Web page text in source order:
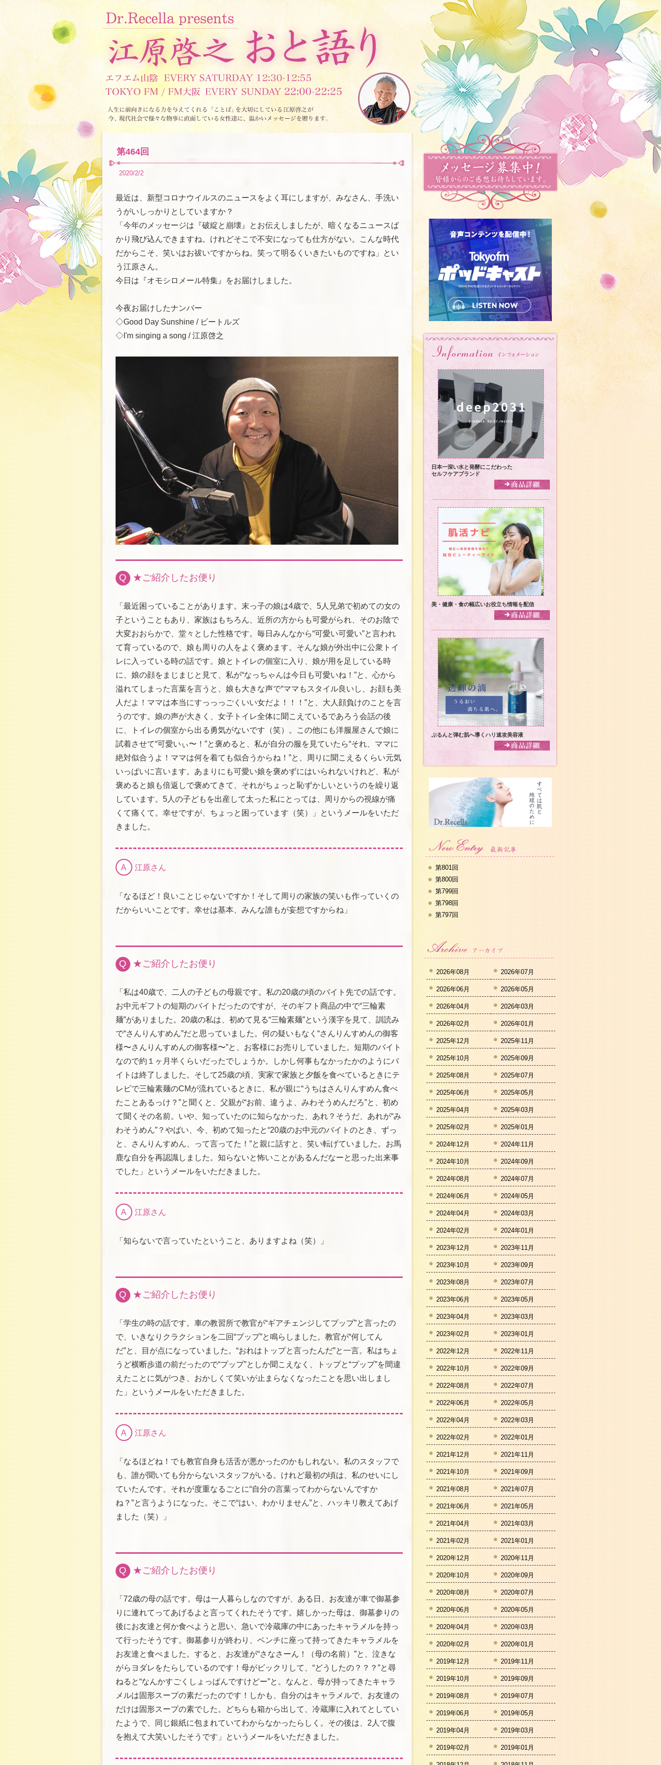
第464回
2020/2/2
最近は、新型コロナウイルスのニュースをよく耳にしますが、みなさん、手洗い
うがいしっかりとしていますか？
「今年のメッセージは『破綻と崩壊』とお伝えしましたが、暗くなるニュースば
かり飛び込んできますね。けれどそこで不安になっても仕方がない。こんな時代
だからこそ、笑いはお祓いですからね。笑って明るくいきたいものですね」とい
う江原さん。
今日は『オモシロメール特集』をお届けしました。
今夜お届けしたナンバー
◇Good Day Sunshine / ビートルズ
◇I'm singing a song / 江原啓之
Q ★ご紹介したお便り
「最近困っていることがあります。末っ子の娘は4歳で、5人兄弟で初めての女の
子ということもあり、家族はもちろん、近所の方からも可愛がられ、そのお陰で
大変おおらかで、堂々とした性格です。毎日みんなから“可愛い可愛い”と言われ
て育っているので、娘も周りの人をよく褒めます。そんな娘が外出中に公衆トイ
レに入っている時の話です。娘とトイレの個室に入り、娘が用を足している時
に、娘の顔をまじまじと見て、私が“なっちゃんは今日も可愛いね！”と、心から
溢れてしまった言葉を言うと、娘も大きな声で“ママもスタイル良いし、お顔も美
人だよ！ママは本当にすっっっごくいい女だよ！！！”と、大人顔負けのことを言
うのです。娘の声が大きく、女子トイレ全体に聞こえているであろう会話の後
に、トイレの個室から出る勇気がないです（笑）。この他にも洋服屋さんで娘に
試着させて“可愛いぃ〜！”と褒めると、私が自分の服を見ていたら“それ、ママに
絶対似合うよ！ママは何を着ても似合うからね！”と、周りに聞こえるくらい元気
いっぱいに言います。あまりにも可愛い娘を褒めずにはいられないけれど、私が
褒めると娘も倍返しで褒めてきて、それがちょっと恥ずかしいというのを繰り返
しています。5人の子どもを出産して太った私にとっては、周りからの視線が痛
くて痛くて。幸せですが、ちょっと困っています（笑）」というメールをいただ
きました。
A 江原さん
「なるほど！良いことじゃないですか！そして周りの家族の笑いも作っていくの
だからいいことです。幸せは基本、みんな誰もが妄想ですからね」
Q ★ご紹介したお便り
「私は40歳で、二人の子どもの母親です。私の20歳の頃のバイト先での話です。
お中元ギフトの短期のバイトだったのですが、そのギフト商品の中で“三輪素
麺”がありました。20歳の私は、初めて見る“三輪素麺”という漢字を見て、訓読み
で“さんりんすめん”だと思っていました。何の疑いもなく“さんりんすめんの御客
様〜さんりんすめんの御客様〜”と、お客様にお売りしていました。短期のバイト
なので約１ヶ月半くらいだったでしょうか。しかし何事もなかったかのようにバ
イトは終了しました。そして25歳の頃、実家で家族と夕飯を食べているときにテ
レビで三輪素麺のCMが流れているときに、私が親に“うちはさんりんすめん食べ
たことあるっけ？”と聞くと、父親が“お前、違うよ、みわそうめんだろ”と、初め
て聞くその名前。いや、知っていたのに知らなかった、あれ？そうだ、あれが“み
わそうめん”？やばい、今、初めて知ったと“20歳のお中元のバイトのとき、ずっ
と、さんりんすめん、って言ってた！”と親に話すと、笑い転げていました。お馬
鹿な自分を再認識しました。知らないと怖いことがあるんだなーと思った出来事
でした」というメールをいただきました。
A 江原さん
「知らないで言っていたということ、ありますよね（笑）」
Q ★ご紹介したお便り
「学生の時の話です。車の教習所で教官が“ギアチェンジしてプップ”と言ったの
で、いきなりクラクションを二回“プップ”と鳴らしました。教官が“何してん
だ”と、目が点になっていました。“おれはトップと言ったんだ”と一言。私はちょ
うど横断歩道の前だったので“プップ”としか聞こえなく、トップと“プップ”を間違
えたことに気がつき、おかしくて笑いが止まらなくなったことを思い出しまし
た」というメールをいただきました。
A 江原さん
「なるほどね！でも教官自身も活舌が悪かったのかもしれない。私のスタッフで
も、誰が聞いても分からないスタッフがいる。けれど最初の頃は、私のせいにし
ていたんです。それが度重なるごとに“自分の言葉ってわからないんですか
ね？”と言うようになった。そこで“はい、わかりません”と、ハッキリ教えてあげ
ました（笑）」
Q ★ご紹介したお便り
「72歳の母の話です。母は一人暮らしなのですが、ある日、お友達が車で御墓参
りに連れてってあげるよと言ってくれたそうです。嬉しかった母は、御墓参りの
後にお友達と何か食べようと思い、急いで冷蔵庫の中にあったキャラメルを持っ
て行ったそうです。御墓参りが終わり、ベンチに座って持ってきたキャラメルを
お友達と食べました。すると、お友達が“さなさーん！（母の名前）”と、泣きな
がらヨダレをたらしているのです！母がビックリして、“どうしたの？？？”と尋
ねると“なんかすごくしょっぱんですけどー”と。なんと、母が持ってきたキャラ
メルは固形スープの素だったのです！しかも、自分のはキャラメルで、お友達の
だけは固形スープの素でした。どちらも箱から出して、冷蔵庫に入れてとしてい
たようで、同じ銀紙に包まれていてわからなかったらしく。その後は、2人で腹
を抱えて大笑いしたそうです」というメールをいただきました。
日本一深い水と発酵にこだわった
セルフケアブランド
美・健康・食の幅広いお役立ち情報を配信
ぷるんと弾む肌へ導くハリ速攻美容液
第801回
第800回
第799回
第798回
第797回
2026年08月 2026年07月
2026年06月 2026年05月
2026年04月 2026年03月
2026年02月 2026年01月
2025年12月 2025年11月
2025年10月 2025年09月
2025年08月 2025年07月
2025年06月 2025年05月
2025年04月 2025年03月
2025年02月 2025年01月
2024年12月 2024年11月
2024年10月 2024年09月
2024年08月 2024年07月
2024年06月 2024年05月
2024年04月 2024年03月
2024年02月 2024年01月
2023年12月 2023年11月
2023年10月 2023年09月
2023年08月 2023年07月
2023年06月 2023年05月
2023年04月 2023年03月
2023年02月 2023年01月
2022年12月 2022年11月
2022年10月 2022年09月
2022年08月 2022年07月
2022年06月 2022年05月
2022年04月 2022年03月
2022年02月 2022年01月
2021年12月 2021年11月
2021年10月 2021年09月
2021年08月 2021年07月
2021年06月 2021年05月
2021年04月 2021年03月
2021年02月 2021年01月
2020年12月 2020年11月
2020年10月 2020年09月
2020年08月 2020年07月
2020年06月 2020年05月
2020年04月 2020年03月
2020年02月 2020年01月
2019年12月 2019年11月
2019年10月 2019年09月
2019年08月 2019年07月
2019年06月 2019年05月
2019年04月 2019年03月
2019年02月 2019年01月